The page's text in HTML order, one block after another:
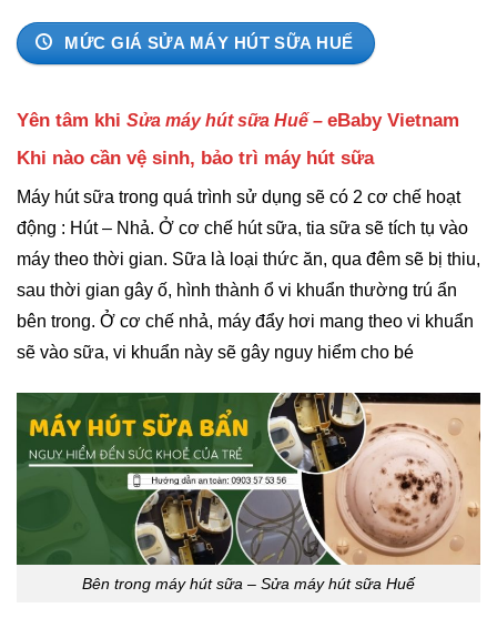
MỨC GIÁ SỬA MÁY HÚT SỮA HUẾ
Yên tâm khi Sửa máy hút sữa Huế– eBaby Vietnam
Khi nào cần vệ sinh, bảo trì máy hút sữa
Máy hút sữa trong quá trình sử dụng sẽ có 2 cơ chế hoạt
động : Hút – Nhả. Ở cơ chế hút sữa, tia sữa sẽ tích tụ vào
máy theo thời gian. Sữa là loại thức ăn, qua đêm sẽ bị thiu,
sau thời gian gây ố, hình thành ổ vi khuẩn thường trú ẩn
bên trong. Ở cơ chế nhả, máy đẩy hơi mang theo vi khuẩn
sẽ vào sữa, vi khuẩn này sẽ gây nguy hiểm cho bé
Bên trong máy hút sữa – Sửa máy hút sữa Huế